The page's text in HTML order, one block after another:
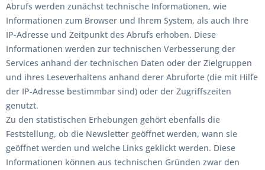
Abrufs werden zunächst technische Informationen, wie
Informationen zum Browser und Ihrem System, als auch Ihre
IP-Adresse und Zeitpunkt des Abrufs erhoben. Diese
Informationen werden zur technischen Verbesserung der
Services anhand der technischen Daten oder der Zielgruppen
und ihres Leseverhaltens anhand derer Abruforte (die mit Hilfe
der IP-Adresse bestimmbar sind) oder der Zugriffszeiten
genutzt.
Zu den statistischen Erhebungen gehört ebenfalls die
Feststellung, ob die Newsletter geöffnet werden, wann sie
geöffnet werden und welche Links geklickt werden. Diese
Informationen können aus technischen Gründen zwar den